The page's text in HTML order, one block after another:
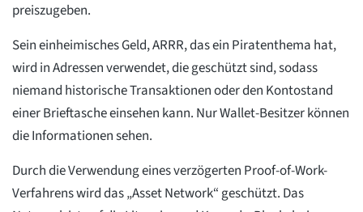
preiszugeben.
Sein einheimisches Geld, ARRR, das ein Piratenthema hat,
wird in Adressen verwendet, die geschützt sind, sodass
niemand historische Transaktionen oder den Kontostand
einer Brieftasche einsehen kann. Nur Wallet-Besitzer können
die Informationen sehen.
Durch die Verwendung eines verzögerten Proof-of-Work-
Verfahrens wird das „Asset Network“ geschützt. Das